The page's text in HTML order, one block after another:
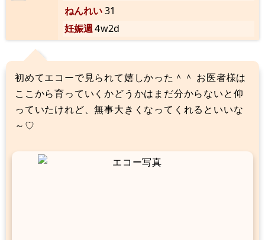
ねんれい31
妊娠週4w2d
初めてエコーで見られて嬉しかった＾＾ お医者様は
ここから育っていくかどうかはまだ分からないと仰
っていたけれど、無事大きくなってくれるといいな
～♡